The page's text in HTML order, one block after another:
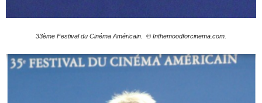
33ème Festival du Cinéma Américain. © Inthemoodforcinema.com.